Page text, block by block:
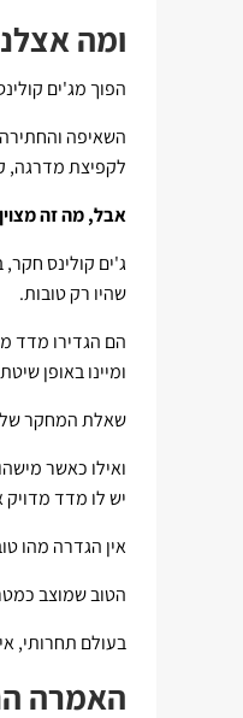
ומה
הפוך מג'ים
השאיפה
לקפיצת מדרגה,
אבל, מה זה
ג'ים קולינס
שהיו רק טובות.
ומיינו באופן
שאלת המחקר של
ואילו כאשר
יש לו מדד מדויק
אין הגדרה מהו
הטוב שמוצב
בעולם תחרותי,
האמרה